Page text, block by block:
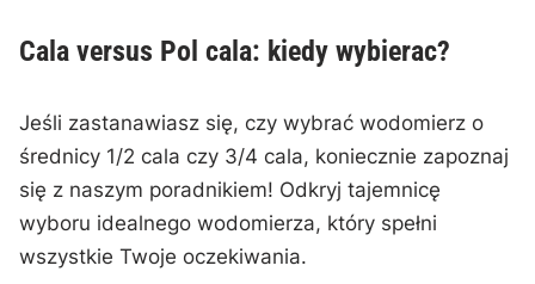
Cala versus Pol cala: kiedy wybierac?
Jeśli zastanawiasz się, czy wybrać wodomierz o
średnicy 1/2 cala czy 3/4 cala, koniecznie zapoznaj
się z naszym poradnikiem! Odkryj tajemnicę
wyboru idealnego wodomierza, który spełni
wszystkie Twoje oczekiwania.